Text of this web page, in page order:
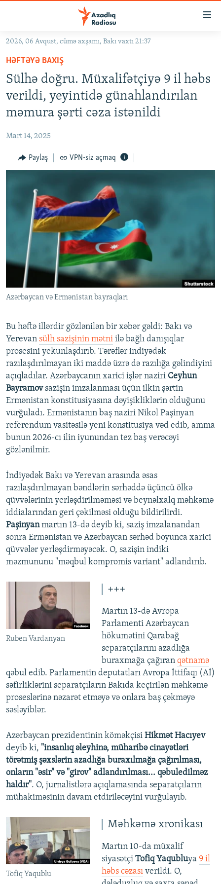
Əsas
qayıt
Əsas
naviqasiyaya
qayıt
Axtarışa
#İZAHLA
KORRUPSIOMETR
QANUNI DOĞRU
ARAŞDIRMA
VIDEO
FOTOQALEREYA
İNFOQRAFIKA
KARIKATURA
RADIO ARXIV
OXU ZALI
AZƏRBAYCAN ƏDƏBIYYATI KITABXANASI
İSLAM VƏ DEMOKRATIYA
İZ - MƏDƏNIYYƏT PROQRAMI
HAQQIMIZDA
MISSIYAMIZ
PEŞƏ ETIKASI VƏ JURNALISTIKA STANDARTLARIMIZ
MATERIALLARIMIZDAN ISTIFADƏ
AZADLIQRADIOSU MOBIL TELEFONUNUZDA
BIZIMLƏ ƏLAQƏ
BIZI IZLƏ
RFE/RL-in bütün saytları
2026, 06 Avqust, cümə axşamı, Bakı vaxtı 21:37
HƏFTƏYƏ BAXIŞ
Sülhə doğru. Müxalifətçiyə 9 il həbs
verildi, yeyintidə günahlandırılan
məmura şərti cəza istənildi
Mart 14, 2025
Paylaş VPN-siz açmaq
Azərbaycan və Ermənistan bayraqları
Bu həftə illərdir gözlənilən bir xəbər gəldi: Bakı və
Yerevan sülh sazişinin mətni ilə bağlı danışıqlar
prosesini yekunlaşdırıb. Tərəflər indiyədək
razılaşdırılmayan iki maddə üzrə də razılığa gəlindiyini
açıqladılar. Azərbaycanın xarici işlər naziri Ceyhun
Bayramovsazişin imzalanması üçün ilkin şərtin
Ermənistan konstitusiyasına dəyişikliklərin olduğunu
vurğuladı. Ermənistanın baş naziri Nikol Paşinyan
referendum vasitəsilə yeni konstitusiya vəd edib, amma
bunun 2026-cı ilin iyunundan tez baş verəcəyi
gözlənilmir.
İndiyədək Bakı və Yerevan arasında əsas
razılaşdırılmayan bəndlərin sərhəddə üçüncü ölkə
qüvvələrinin yerləşdirilməməsi və beynəlxalq məhkəmə
iddialarından geri çəkilməsi olduğu bildirilirdi.
Paşinyanmartın 13-də deyib ki, saziş imzalanandan
sonra Ermənistan və Azərbaycan sərhəd boyunca xarici
qüvvələr yerləşdirməyəcək. O, sazişin indiki
məzmununu "məqbul kompromis variant" adlandırıb.
Ruben Vardanyan
+++
Martın 13-də Avropa
Parlamenti Azərbaycan
hökumətini Qarabağ
separatçılarını azadlığa
buraxmağa çağıran qətnamə
qəbul edib. Parlamentin deputatları Avropa İttifaqı (Aİ)
səfirliklərini separatçıların Bakıda keçirilən məhkəmə
proseslərinə nəzarət etməyə və onlara baş çəkməyə
səsləyiblər.
Azərbaycan prezidentinin köməkçisi Hikmət Hacıyev
deyib ki, "insanlıq əleyhinə, müharibə cinayətləri
törətmiş şəxslərin azadlığa buraxılmağa çağırılması,
onların "əsir" və "girov" adlandırılması... qəbuledilməz
haldır". O, jurnalistlərə açıqlamasında separatçıların
mühakiməsinin davam etdiriləcəyini vurğulayıb.
Tofiq Yaqublu
Məhkəmə xronikası
Martın 10-da müxalif
siyasətçiTofiq Yaqubluya 9 il
həbs cəzasıverildi. O,